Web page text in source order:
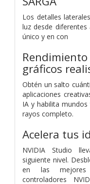
Los detalles
luz desde
único y en con
gráficos
Obtén un salto
aplicaciones
IA y habilita
rayos completo.
Acelera tus
NVIDIA Studio
siguiente nivel.
en las mejores
controladores